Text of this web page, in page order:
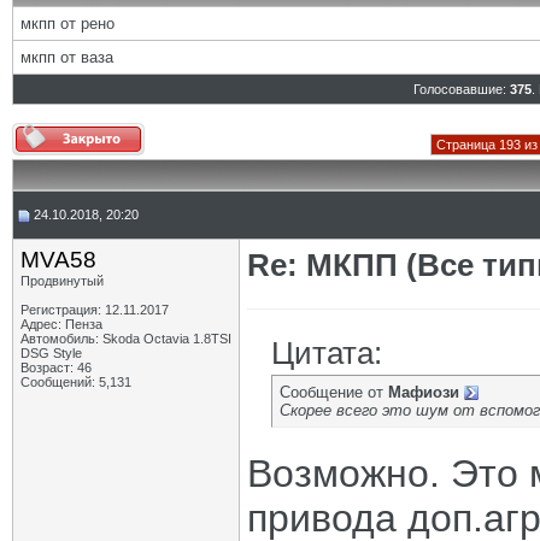
мкпп от рено
мкпп от ваза
Голосовавшие: 375.
Страница 193 из
24.10.2018, 20:20
MVA58
Продвинутый
Регистрация: 12.11.2017
Адрес: Пенза
Автомобиль: Skoda Octavia 1.8TSI
DSG Style
Возраст: 46
Сообщений: 5,131
Re: МКПП (Все
Цитата:
Сообщение от Мафиози
Скорее всего это шум от
Возможно. Это
привода